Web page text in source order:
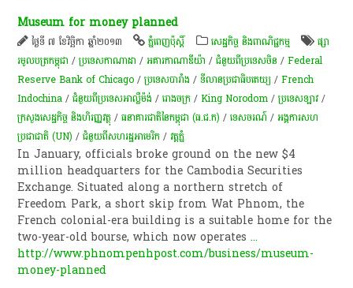
Museum for money planned
ថ្ងៃទី ៧ ខែវិច្ឆិកា ឆ្នាំ២០១៣ ភ្នំពេញប៉ុស្តិ៍ សេដ្ឋកិច្ច និងពាណិជ្ជកម្ម
ផ្សា
រមូលបត្រកម្ពុជា /ប្រទេសកាណាដា /អគារកាណាឌីយ៉ា /ជំនួយពីប្រទេសចិន /Federal
Reserve Bank of Chicago /ប្រទេសបារាំង /ទីលានប្រជាធិបតេយ្យ /French
Indochina /ជំនួយពីប្រទេសអាល្លឺម៉ង់ /​រោងចក្រ /King Norodom /ប្រទេសឡាវ /
ក្រសួងសេដ្ឋកិច្ច និងហិរញ្ញវត្ថុ /ធនាគារ​ជាតិ​នៃ​កម្ពុជា (ធ.ជ.ក) /ទេសចរណ៍ /​អង្គការ​សហ
ប្រជាជាតិ​ (UN) /ជំនួយពីសហរដ្ឋអាមេរិក /​វត្ត​ភ្នំ
In January, officials broke ground on the new $4
million headquarters for the Cambodia Securities
Exchange. Situated along a northern stretch of
Freedom Park, a short skip from Wat Phnom, the
French colonial-era building is a suitable home for the
two-year-old bourse, which now operates...
http://www.phnompenhpost.com/business/museum-
money-planned